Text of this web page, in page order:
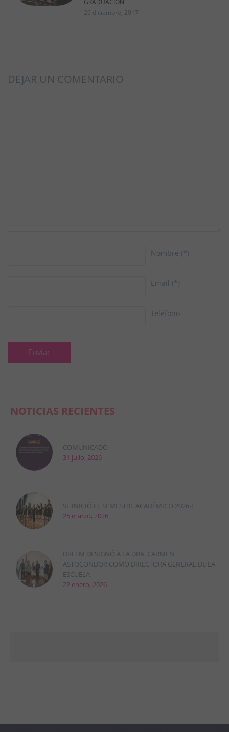
26 diciembre, 2017
DEJAR UN COMENTARIO
Nombre (*)
Email (*)
Teléfono
NOTICIAS RECIENTES
COMUNICADO
31 julio, 2026
SE INICIÓ EL SEMESTRE ACADÉMICO 2026-I
25 marzo, 2026
DRELM DESIGNÓ A LA DRA. CARMEN
ASTOCONDOR COMO DIRECTORA GENERAL DE LA
ESCUELA
22 enero, 2026